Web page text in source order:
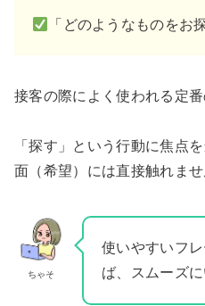
「どのようなものをお
接客の際によく使われる定番
「探す」という行動に焦点
面（希望）には直接触れませ
ちゃそ
使いやすいフ
ば、スムーズ